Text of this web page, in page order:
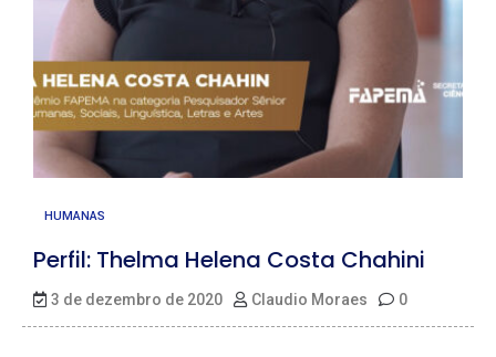
HUMANAS
Perfil: Thelma Helena Costa Chahini
3 de dezembro de 2020 Claudio Moraes 0